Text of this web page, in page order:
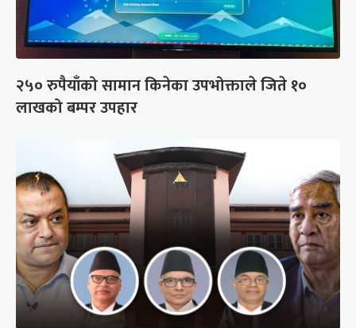
२५० रुपैयाँको सामान किनेका उपभोक्ताले जिते १०
लाखको बम्पर उपहार